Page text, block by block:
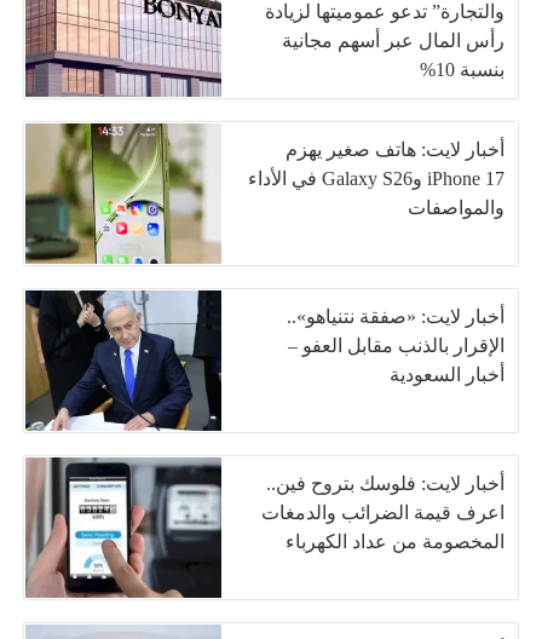
والتجارة” تدعو عموميتها لزيادة
رأس المال عبر أسهم مجانية
بنسبة 10%
أخبار لايت: هاتف صغير يهزم
iPhone 17 وGalaxy S26 في الأداء
والمواصفات
أخبار لايت: «صفقة نتنياهو»..
الإقرار بالذنب مقابل العفو –
أخبار السعودية
أخبار لايت: فلوسك بتروح فين..
اعرف قيمة الضرائب والدمغات
المخصومة من عداد الكهرباء